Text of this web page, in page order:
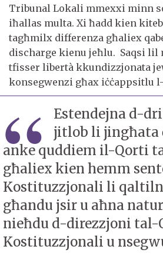
Tribunal Lokali mmexxi minn
iħallas multa. Xi ħadd kien
tagħmilx differenza għaliex
discharge kienu jeħlu. Saqsi lil
tfisser libertà kkundizzjonata
konsegwenzi għax iċċappsitlu
Estendejna d-
jitlob li jingħata
anke quddiem il-Qorti
għaliex kien hemm
Kostituzzjonali li
għandu jsir u aħna
nieħdu d-direzzjoni tal-
Kostituzzjonali u